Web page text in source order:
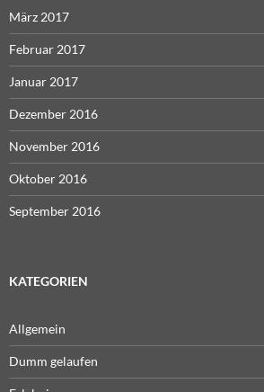
März 2017
Februar 2017
Januar 2017
Dezember 2016
November 2016
Oktober 2016
September 2016
KATEGORIEN
Allgemein
Dumm gelaufen